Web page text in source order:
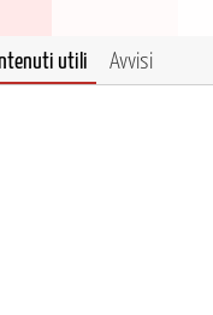
utili Avvisi